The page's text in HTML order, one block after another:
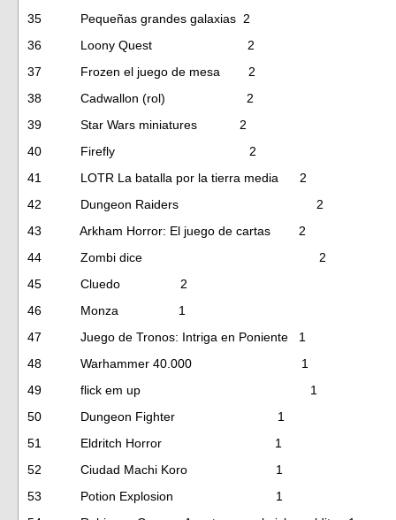
35 Pequeñas grandes galaxias 2
36 Loony Quest 2
37 Frozen el juego de mesa 2
38 Cadwallon (rol) 2
39 Star Wars miniatures 2
40 Firefly 2
41 LOTR La batalla por la tierra media 2
42 Dungeon Raiders 2
43 Arkham Horror: El juego de cartas 2
44 Zombi dice 2
45 Cluedo 2
46 Monza 1
47 Juego de Tronos: Intriga en Poniente 1
48 Warhammer 40.000 1
49 flick em up 1
50 Dungeon Fighter 1
51 Eldritch Horror 1
52 Ciudad Machi Koro 1
53 Potion Explosion 1